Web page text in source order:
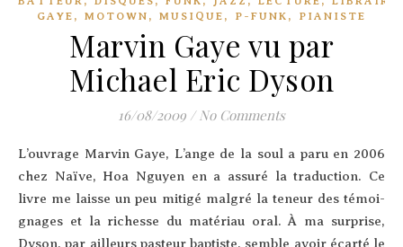
GAYE , MOTOWN , MUSIQUE , P-FUNK , PIANISTE
Marvin Gaye vu par
Michael Eric Dyson
16/08/2009 / No Comments
L’ou­vrage Mar­vin Gaye, L’ange de la soul a paru en 2006
chez Naïve, Hoa Nguyen en a assu­ré la traduction. Ce
livre me laisse un peu miti­gé mal­gré la teneur des témoi­
gnages et la richesse du maté­riau oral. À ma sur­prise,
Dys­on, par ailleurs pas­teur bap­tiste, semble avoir écar­té le